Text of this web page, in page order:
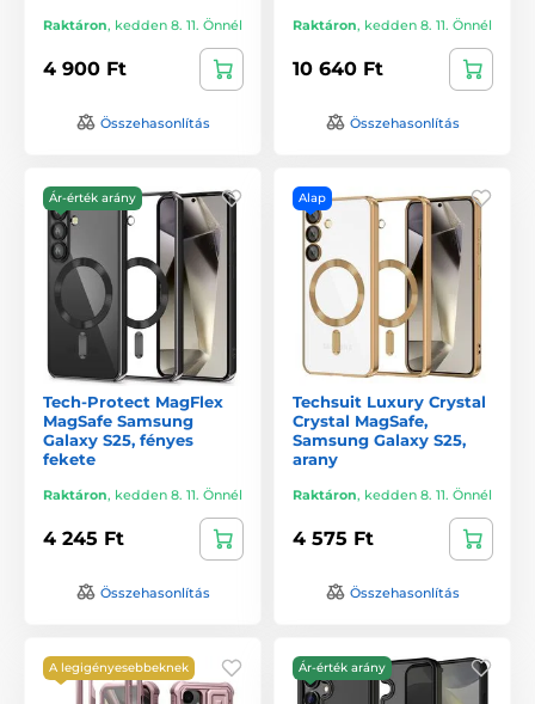
Raktáron, kedden 8. 11. Önnél
4 900 Ft
Összehasonlítás
Raktáron, kedden 8. 11. Önnél
10 640 Ft
Összehasonlítás
Ár-érték arány
Tech-Protect MagFlex
MagSafe Samsung
Galaxy S25, fényes
fekete
Raktáron, kedden 8. 11. Önnél
4 245 Ft
Összehasonlítás
Alap
Techsuit Luxury Crystal
Crystal MagSafe,
Samsung Galaxy S25,
arany
Raktáron, kedden 8. 11. Önnél
4 575 Ft
Összehasonlítás
A legigényesebbeknek Ár-érték arány